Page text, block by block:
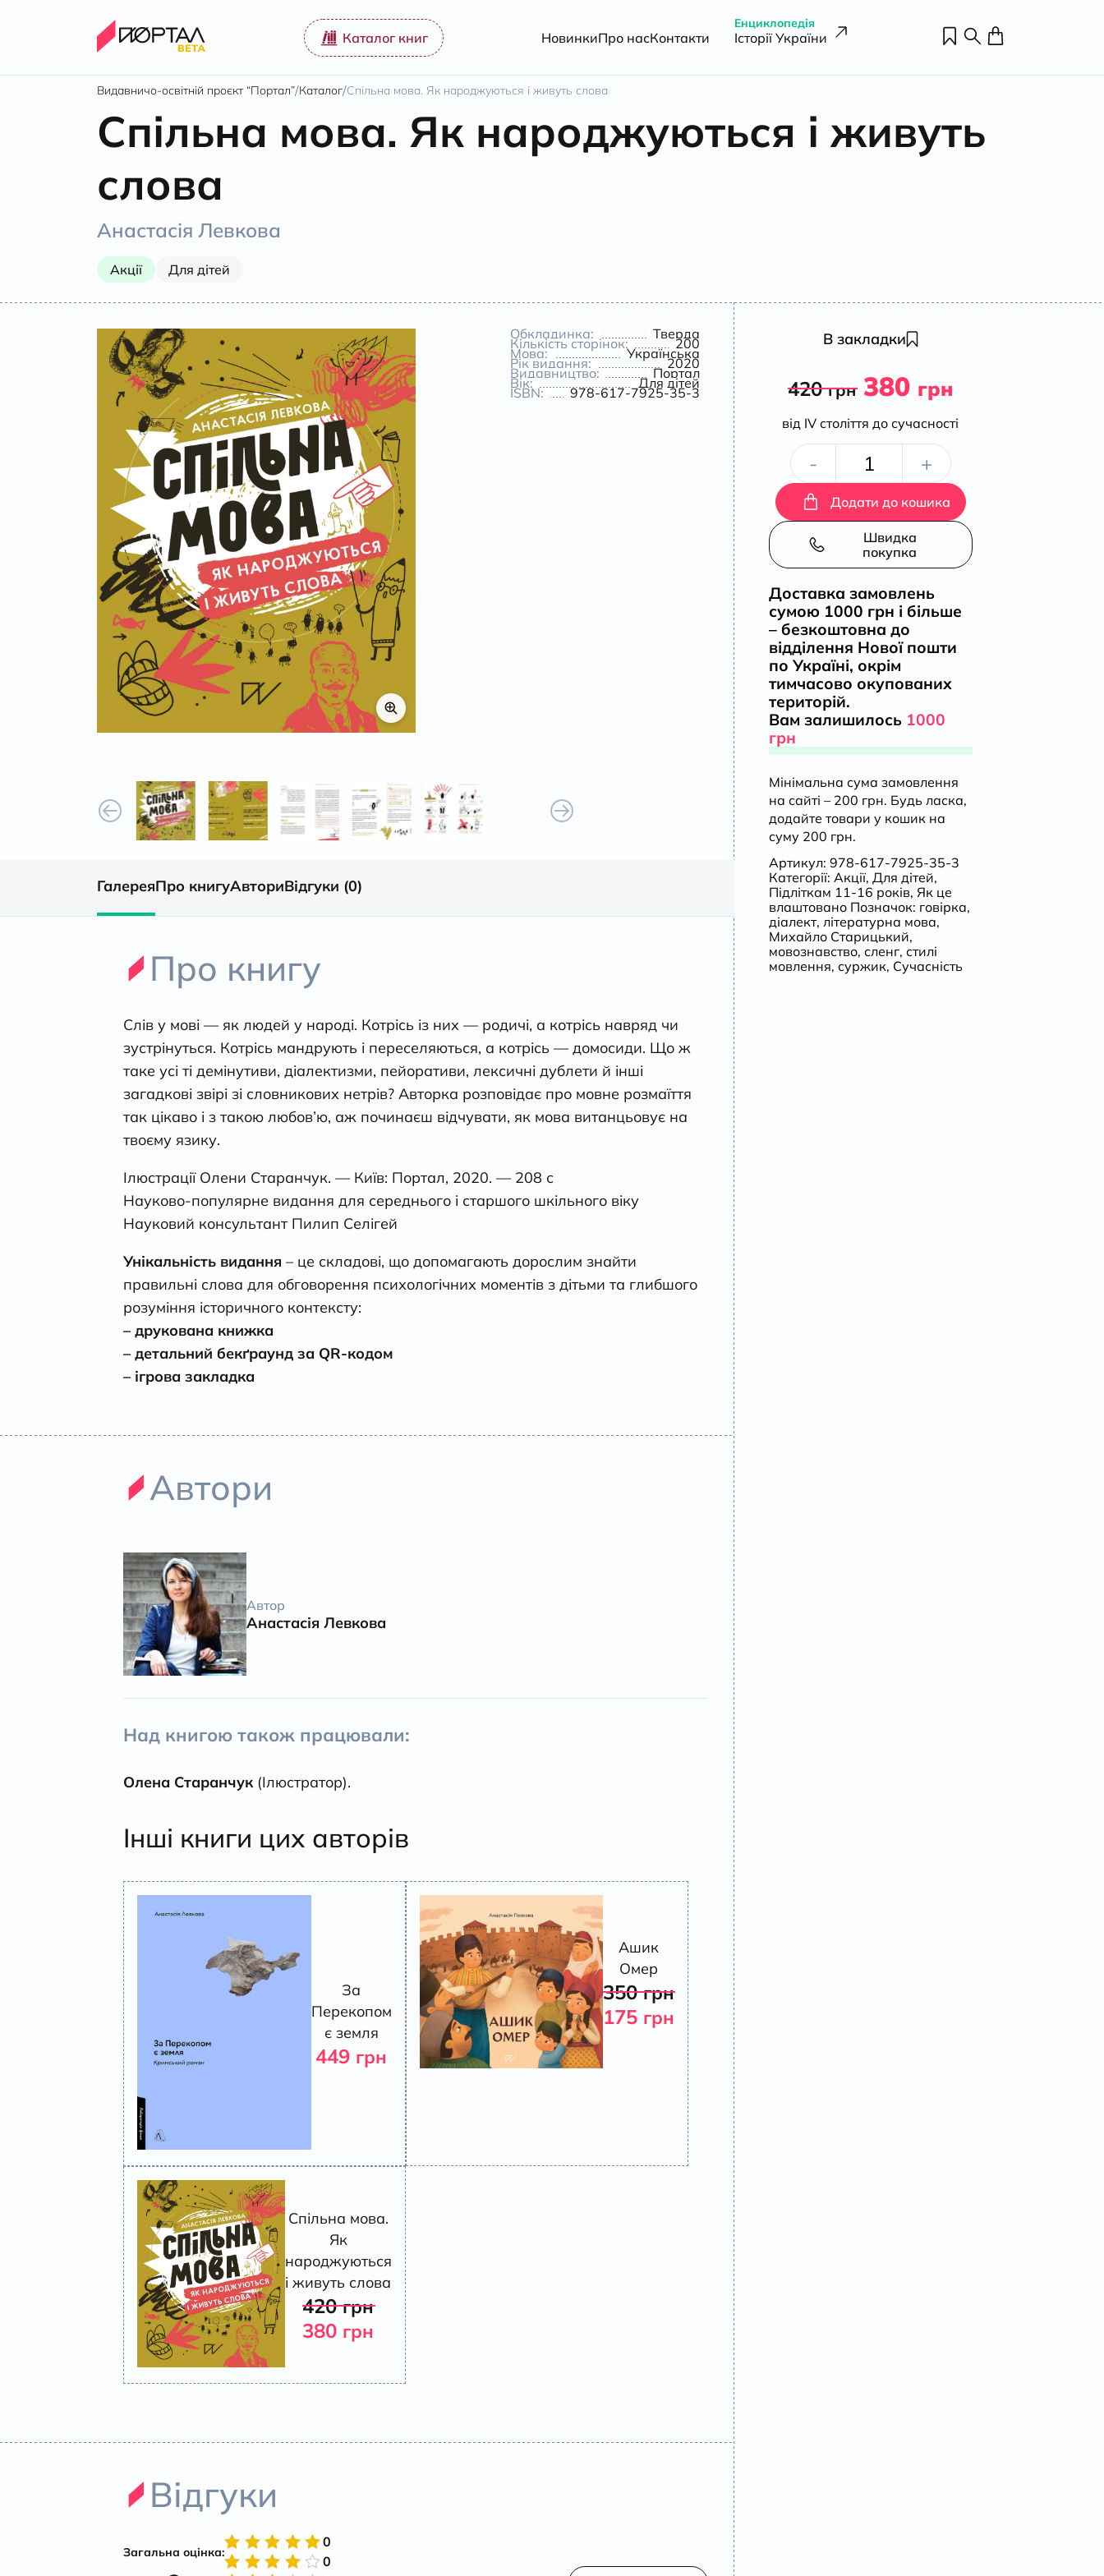
Каталог книг НовинкиПро насКонтакти
Енциклопедія
Історії України
Видавничо-освітній проєкт “Портал”/Каталог/Спільна мова. Як народжуються і живуть слова
Спільна мова. Як народжуються і живуть
слова
Анастасія Левкова
Акції Для дітей
Обкладинка: Тверда
Кількість сторінок: 200
Мова: Українська
Рік видання: 2020
Видавництво: Портал
Вік: Для дітей
ISBN: 978-617-7925-35-3
ГалереяПро книгуАвториВідгуки (0)
Про книгу
Слів у мові — як людей у народі. Котрісь із них — родичі, а котрісь навряд чи
зустрінуться. Котрісь мандрують і переселяються, а котрісь — домосиди. Що ж
таке усі ті демінутиви, діалектизми, пейоративи, лексичні дублети й інші
загадкові звірі зі словникових нетрів? Авторка розповідає про мовне розмаїття
так цікаво і з такою любов’ю, аж починаєш відчувати, як мова витанцьовує на
твоєму язику.
Ілюстрації Олени Старанчук. — Київ: Портал, 2020. — 208 с
Науково-популярне видання для середнього і старшого шкільного віку
Науковий консультант Пилип Селігей
Унікальність видання – це складові, що допомагають дорослим знайти
правильні слова для обговорення психологічних моментів з дітьми та глибшого
розуміння історичного контексту:
– друкована книжка
– детальний бекґраунд за QR-кодом
– ігрова закладка
Автори
Автор
Анастасія Левкова
Над книгою також працювали:
Олена Старанчук(Ілюстратор).
Інші книги цих авторів
За
Перекопом
є земля
449 грн
Ашик
Омер
350грн
175 грн
Спільна мова.
Як
народжуються
і живуть слова
420грн
380 грн
Відгуки
Загальна оцінка:
Оцінено
0
0
В закладки
420грн 380 грн
від ІV століття до сучасності
-
Спільна
мова.
і
живуть
слова
+
Додати до кошика
Швидка
покупка
Доставка замовлень
сумою 1000 грн і більше
– безкоштовна до
відділення Нової пошти
по Україні, окрім
тимчасово окупованих
територій.
Вам залишилось 1000
грн
Мінімальна сума замовлення
на сайті – 200 грн. Будь ласка,
додайте товари у кошик на
суму 200 грн.
Артикул: 978-617-7925-35-3
Категорії: Акції, Для дітей,
Підліткам 11-16 років, Як це
влаштовано Позначок: говірка,
діалект, літературна мова,
Михайло Старицький,
мовознавство, сленг, стилі
мовлення, суржик, Сучасність